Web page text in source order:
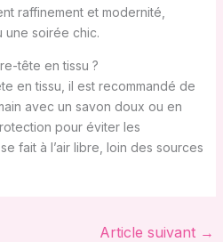
raffinement et modernité,
une soirée chic.
tête en tissu ?
en tissu, il est recommandé de
avec un savon doux ou en
pour éviter les
fait à l’air libre, loin des sources
Article suivant →